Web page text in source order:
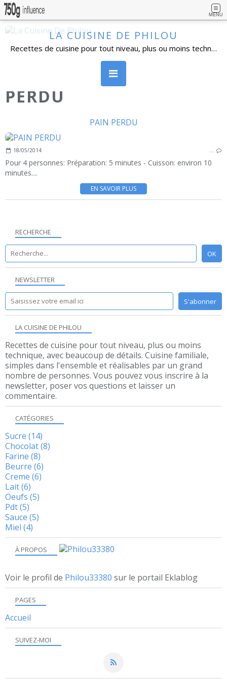
MENU
LA CUISINE DE PHILOU
Recettes de cuisine pour tout niveau, plus ou moins technique, avec beaucoup de détails. Cuisine familiale, simples dans l'ensemble et réalisables par un grand nombre de personnes. Vous pouvez vous inscrire à la newsletter, poser vos questions et laisser un commentaire.
PERDU
PAIN PERDU
18/05/2014 …
Pour 4 personnes: Préparation: 5 minutes - Cuisson: environ 10
minutes....
EN SAVOIR PLUS
NEWSLETTER
SUIVEZ-MOI
RECHERCHE
LA CUISINE DE PHILOU
Recettes de cuisine pour tout niveau, plus ou moins
technique, avec beaucoup de détails. Cuisine familiale,
simples dans l'ensemble et réalisables par un grand
nombre de personnes. Vous pouvez vous inscrire à la
newsletter, poser vos questions et laisser un
commentaire.
À PROPOS
Voir le profil de Philou33380 sur le portail Eklablog
PAGES
Accueil
CATÉGORIES
Sucre (14)
Chocolat(8)
Farine (8)
Beurre (6)
Creme (6)
Lait(6)
Oeufs (5)
Pdt(5)
Sauce (5)
Miel (4)